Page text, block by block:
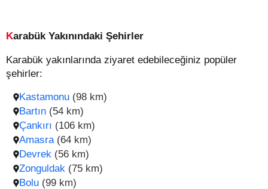
Karabük Yakınındaki Şehirler
Karabük yakınlarında ziyaret edebileceğiniz popüler
şehirler:
Kastamonu (98 km)
Zonguldak (75 km)
Bartın (54 km)
Bolu (99 km)
Çankırı (106 km)
Amasra (64 km)
Devrek (56 km)